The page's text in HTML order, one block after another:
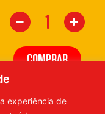
experiência de
COMPRAR